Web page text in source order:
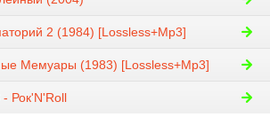
2 (1984) [Lossless+Mp3]
Мемуары (1983) [Lossless+Mp3]
Рок'N'Roll